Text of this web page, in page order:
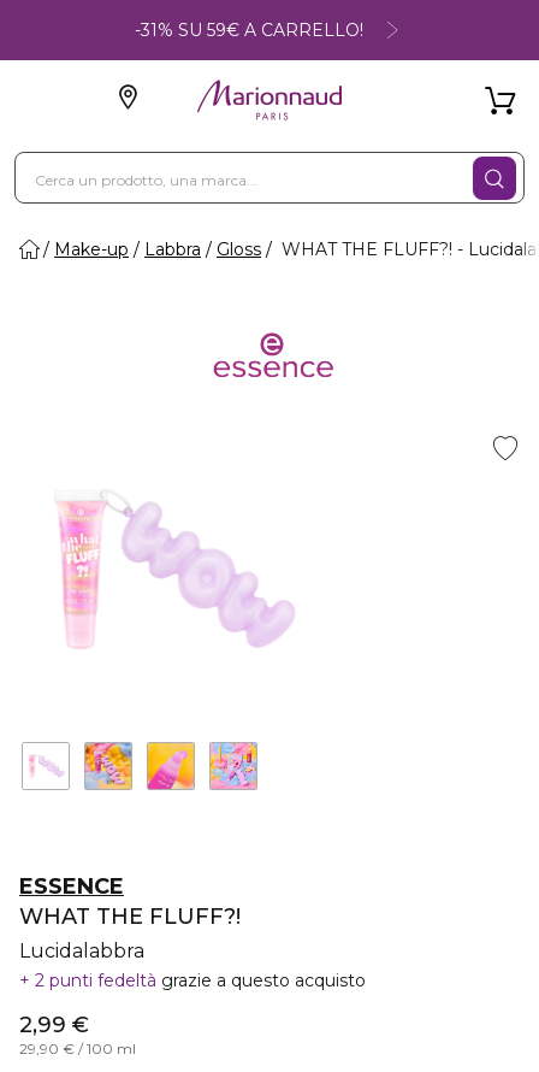
-31% SU 59€ A CARRELLO!
Make-up Labbra Gloss WHAT THE FLUFF?! -
ESSENCE
WHAT THE FLUFF?!
Lucidalabbra
2 punti fedeltà grazie a questo acquisto
2,99 €
29,90 € / 100 ml